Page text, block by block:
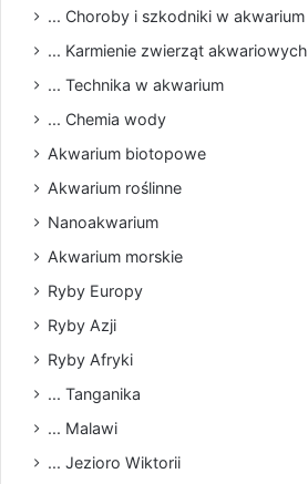
... Choroby i szkodniki w akwarium
... Karmienie zwierząt akwariowych
... Technika w akwarium
... Chemia wody
Akwarium biotopowe
Akwarium roślinne
Nanoakwarium
Akwarium morskie
Ryby Europy
Ryby Azji
Ryby Afryki
... Tanganika
... Malawi
... Jezioro Wiktorii